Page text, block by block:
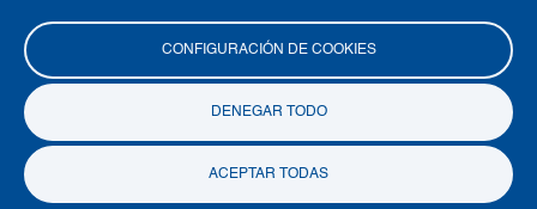
CONFIGURACIÓN DE COOKIES
DENEGAR TODO
ACEPTAR TODAS
Copyright © 2026 Clínica del Country